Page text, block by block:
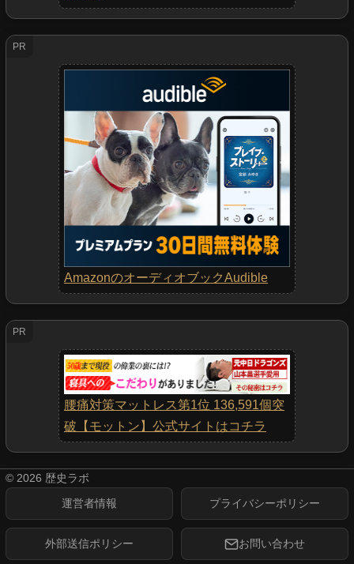
PR
AmazonのオーディオブックAudible
PR
腰痛対策マットレス第1位 136,591個突
破【モットン】公式サイトはコチラ
© 2026 歴史ラボ
運営者情報 プライバシーポリシー
外部送信ポリシー お問い合わせ